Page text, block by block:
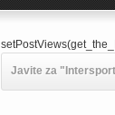
Javite za